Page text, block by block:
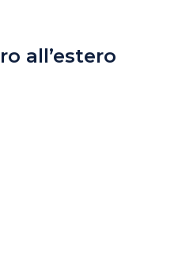
all’estero